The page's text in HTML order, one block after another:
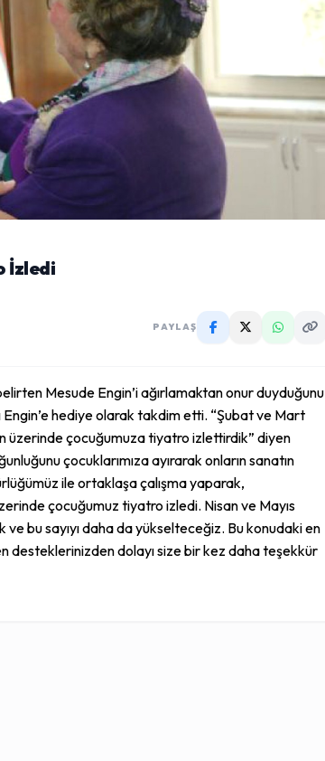
İzledi
PAYLAŞ
Mesude Engin’i ağırlamaktan onur duyduğunu
Engin’e hediye olarak takdim etti. “Şubat ve Mart
üzerinde çocuğumuza tiyatro izlettirdik” diyen
çocuklarımıza ayırarak onların sanatın
ile ortaklaşa çalışma yaparak,
çocuğumuz tiyatro izledi. Nisan ve Mayıs
bu sayıyı daha da yükselteceğiz. Bu konudaki en
desteklerinizden dolayı size bir kez daha teşekkür